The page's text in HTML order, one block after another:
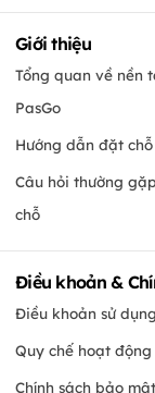
Giới thiệu
Tổng quan về nền
PasGo
Hướng dẫn đặt chỗ
Câu hỏi thường
chỗ
Điều khoản &
Điều khoản sử dụng
Quy chế hoạt động
Chính sách bảo